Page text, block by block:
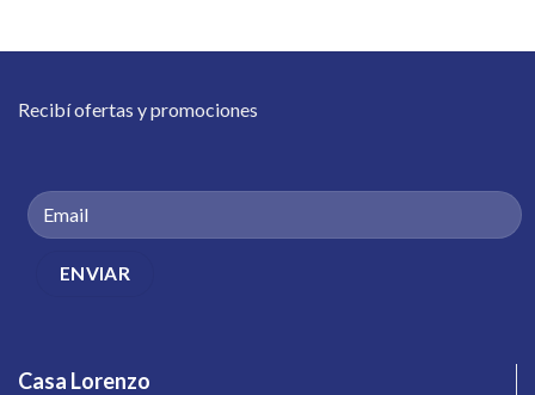
Recibí ofertas y promociones
Casa Lorenzo